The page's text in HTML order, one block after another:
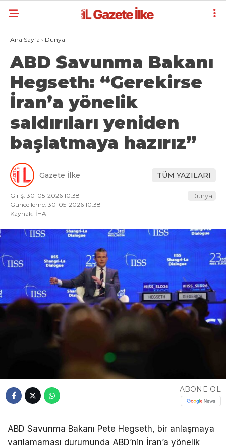
Ana Sayfa › Dünya
ABD Savunma Bakanı
Hegseth: “Gerekirse
İran’a yönelik
saldırıları yeniden
başlatmaya hazırız”
Gazete İlke TÜM YAZILARI
Giriş: 30-05-2026 10:38
Güncelleme: 30-05-2026 10:38
Kaynak: İHA
Dünya
ABONE OL
ABD Savunma Bakanı Pete Hegseth, bir anlaşmaya
varılamaması durumunda ABD’nin İran’a yönelik